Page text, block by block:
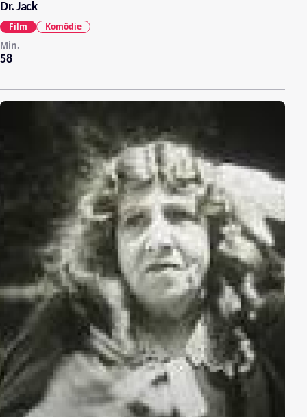
Dr. Jack
58
Min.
Film Komödie